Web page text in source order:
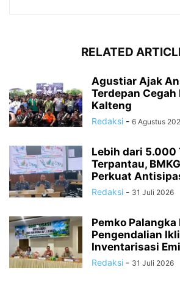
RELATED
Agustiar Ajak
Terdepan
Kalteng
Redaksi - 6 Agustus
Lebih dari 5.000
Terpantau,
Perkuat
Redaksi - 31 Juli 2026
Pemko Palangka
Pengendalian
Inventarisasi
Redaksi - 31 Juli 2026